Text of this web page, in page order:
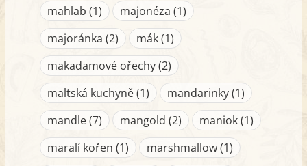
mahlab (1)
majonéza (1)
majoránka (2)
mák (1)
makadamové ořechy (2)
maltská kuchyně (1)
mandarinky (1)
mandle (7)
mangold (2)
maniok (1)
maralí kořen (1)
marshmallow (1)